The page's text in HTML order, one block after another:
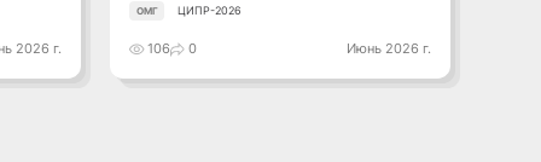
2026 г.
ОМГ ЦИПР-2026
106 0 Июнь 2026 г.